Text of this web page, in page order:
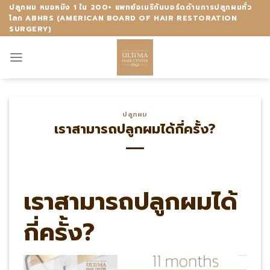
Skip
content
ปลูกผม หมอหมิง 1 ใน 200+ แพทย์อเมริกันบอร์ดด้านการปลูกผมทั่ว
โลก ABHRS (AMERICAN BOARD OF HAIR RESTORATION
SURGERY)
ปลูกผม
เราสามารถปลูกผมได้กี่ครั้ง?
เราสามารถปลูกผมได้
กี่ครั้ง?